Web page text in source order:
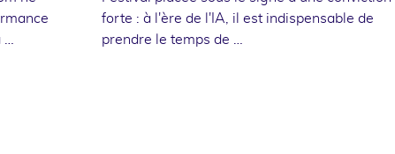
…
forte : à l'ère de l'IA, il est indispensable de
prendre le temps de …